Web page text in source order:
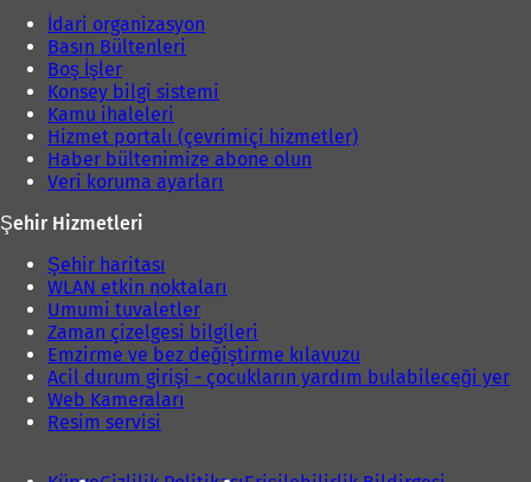
İdari organizasyon
Basın Bültenleri
Boş İşler
Konsey bilgi sistemi
Kamu ihaleleri
Hizmet portalı (çevrimiçi hizmetler)
Haber bültenimize abone olun
Veri koruma ayarları
Şehir Hizmetleri
Şehir haritası
WLAN etkin noktaları
Umumi tuvaletler
Zaman çizelgesi bilgileri
Emzirme ve bez değiştirme kılavuzu
Acil durum girişi - çocukların yardım bulabileceği yer
Web Kameraları
Resim servisi